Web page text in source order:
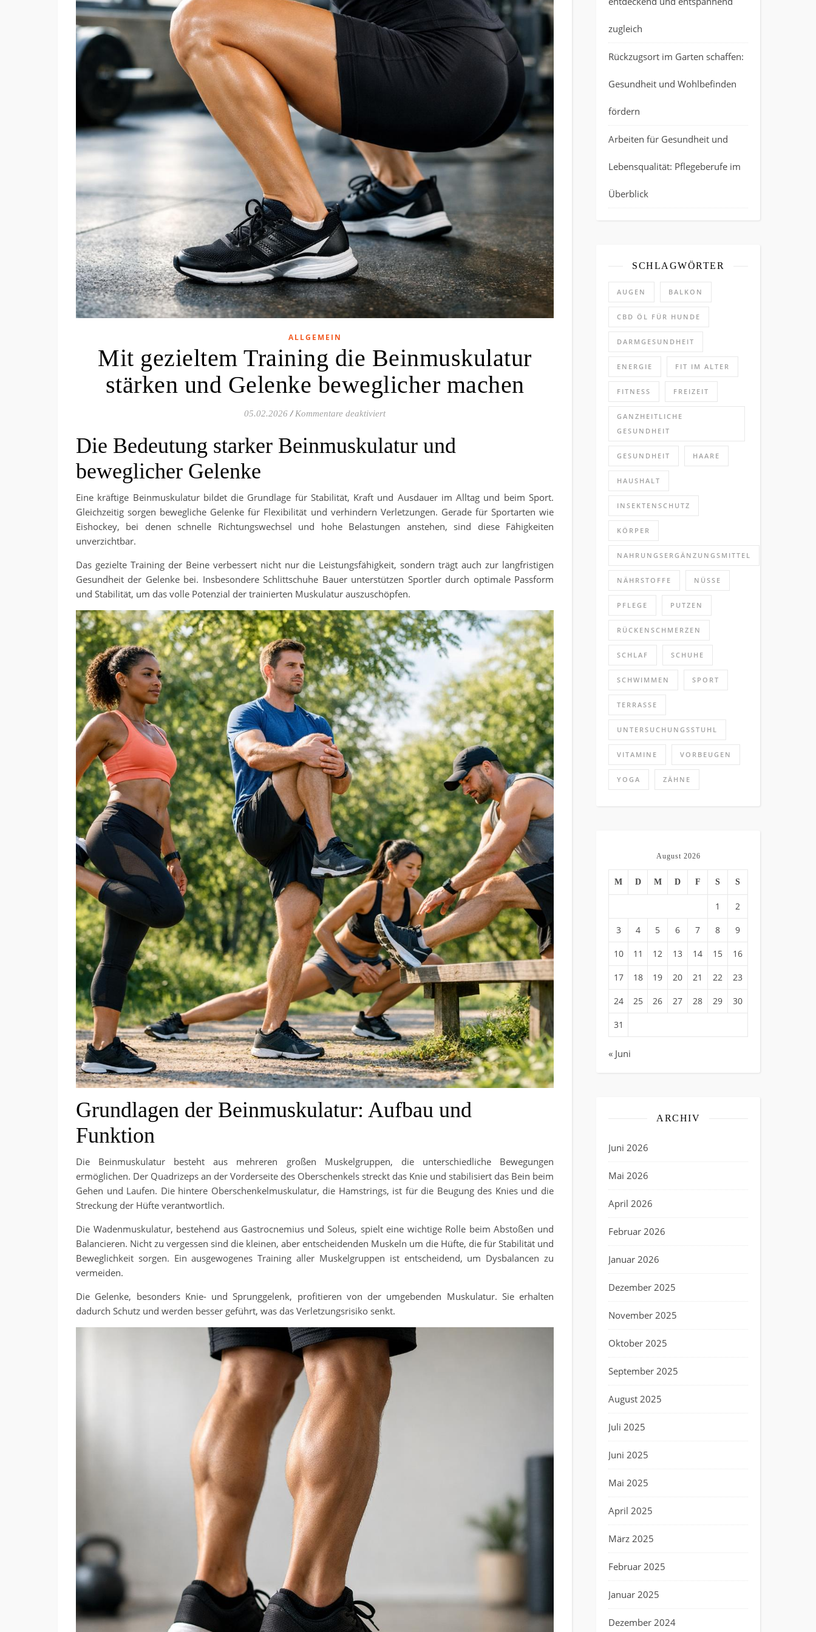
ALLGEMEIN
Mit gezieltem Training die Beinmuskulatur
stärken und Gelenke beweglicher machen
05.02.2026 / Kommentare deaktiviertfür Mit gezieltem Training die Beinmuskulatur stärken und Gelenke beweglicher machen
Die Bedeutung starker Beinmuskulatur und
beweglicher Gelenke
Eine kräftige Beinmuskulatur bildet die Grundlage für Stabilität, Kraft und Ausdauer im Alltag und beim Sport.
Gleichzeitig sorgen bewegliche Gelenke für Flexibilität und verhindern Verletzungen. Gerade für Sportarten wie
Eishockey, bei denen schnelle Richtungswechsel und hohe Belastungen anstehen, sind diese Fähigkeiten
unverzichtbar.
Das gezielte Training der Beine verbessert nicht nur die Leistungsfähigkeit, sondern trägt auch zur langfristigen
Gesundheit der Gelenke bei. Insbesondere Schlittschuhe Bauer unterstützen Sportler durch optimale Passform
und Stabilität, um das volle Potenzial der trainierten Muskulatur auszuschöpfen.
Grundlagen der Beinmuskulatur: Aufbau und
Funktion
Die Beinmuskulatur besteht aus mehreren großen Muskelgruppen, die unterschiedliche Bewegungen
ermöglichen. Der Quadrizeps an der Vorderseite des Oberschenkels streckt das Knie und stabilisiert das Bein beim
Gehen und Laufen. Die hintere Oberschenkelmuskulatur, die Hamstrings, ist für die Beugung des Knies und die
Streckung der Hüfte verantwortlich.
Die Wadenmuskulatur, bestehend aus Gastrocnemius und Soleus, spielt eine wichtige Rolle beim Abstoßen und
Balancieren. Nicht zu vergessen sind die kleinen, aber entscheidenden Muskeln um die Hüfte, die für Stabilität und
Beweglichkeit sorgen. Ein ausgewogenes Training aller Muskelgruppen ist entscheidend, um Dysbalancen zu
vermeiden.
Die Gelenke, besonders Knie- und Sprunggelenk, profitieren von der umgebenden Muskulatur. Sie erhalten
dadurch Schutz und werden besser geführt, was das Verletzungsrisiko senkt.
zugleich
Rückzugsort im Garten schaffen:
Gesundheit und Wohlbefinden
fördern
Arbeiten für Gesundheit und
Lebensqualität: Pflegeberufe im
Überblick
SCHLAGWÖRTER
AUGEN BALKON
CBD ÖL FÜR HUNDE
DARMGESUNDHEIT
ENERGIE FIT IM ALTER
FITNESS FREIZEIT
GANZHEITLICHE
GESUNDHEIT
GESUNDHEIT HAARE
HAUSHALT
INSEKTENSCHUTZ
KÖRPER
NAHRUNGSERGÄNZUNGSMITTEL
NÄHRSTOFFE NÜSSE
PFLEGE PUTZEN
RÜCKENSCHMERZEN
SCHLAF SCHUHE
SCHWIMMEN SPORT
TERRASSE
UNTERSUCHUNGSSTUHL
VITAMINE VORBEUGEN
YOGA ZÄHNE
August 2026
M D M D F S S
1 2
3 4 5 6 7 8 9
10 11 12 13 14 15 16
17 18 19 20 21 22 23
24 25 26 27 28 29 30
31
« Juni
ARCHIV
Juni 2026
Mai 2026
April 2026
Februar 2026
Januar 2026
Dezember 2025
November 2025
Oktober 2025
September 2025
August 2025
Juli 2025
Juni 2025
Mai 2025
April 2025
März 2025
Februar 2025
Januar 2025
Dezember 2024